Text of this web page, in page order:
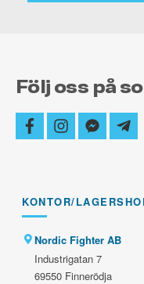
Följ oss på
facebookinstagram
KONTOR/
Nordic Fighter AB
Industrigatan 7
69550 Finnerödja